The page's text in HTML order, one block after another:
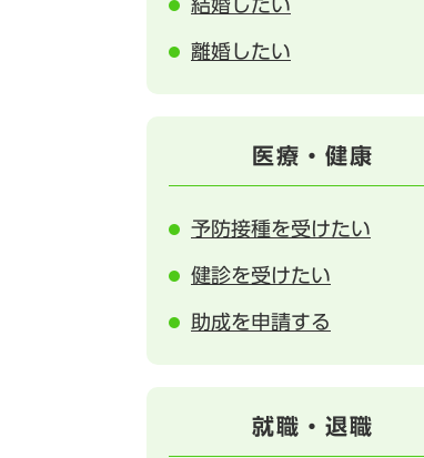
結婚したい
離婚したい
医療・健康
予防接種を受けたい
健診を受けたい
助成を申請する
就職・退職